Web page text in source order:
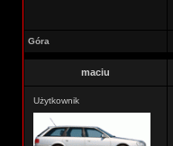
Góra
maciu
Użytkownik